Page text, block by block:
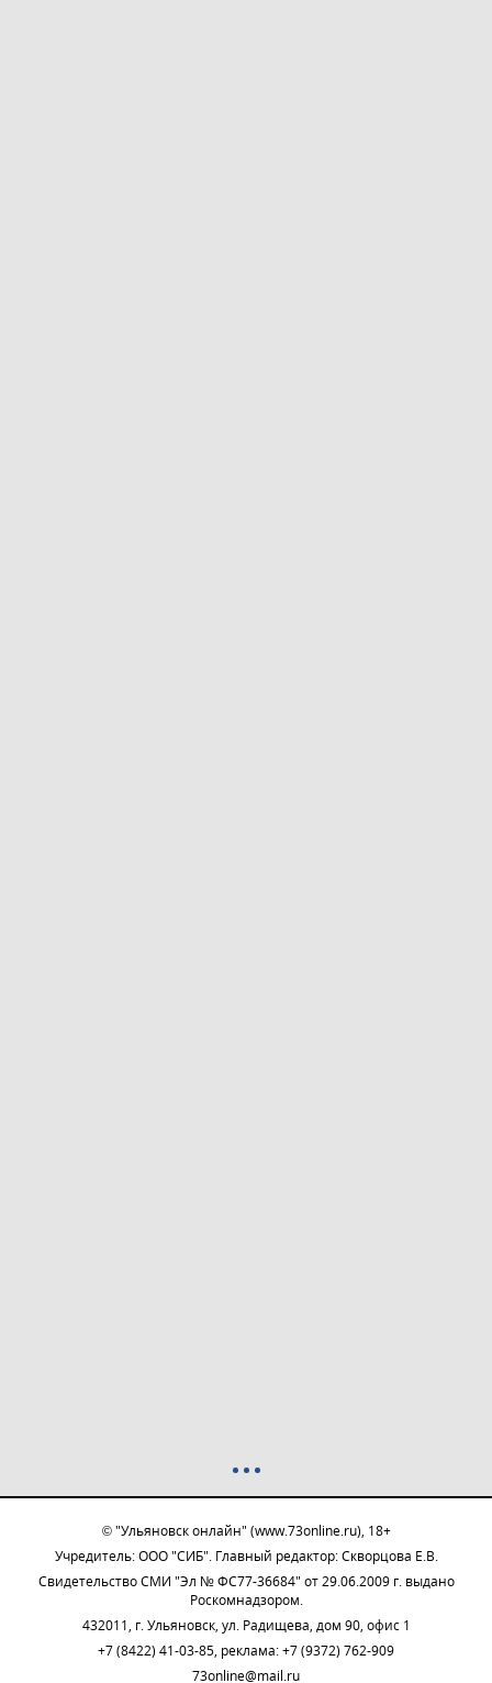
© "Ульяновск онлайн" (www.73online.ru), 18+
Учредитель: ООО "СИБ". Главный редактор: Скворцова Е.В.
Свидетельство СМИ "Эл № ФС77-36684" от 29.06.2009 г. выдано
Роскомнадзором.
432011, г. Ульяновск, ул. Радищева, дом 90, офис 1
+7 (8422) 41-03-85, реклама: +7 (9372) 762-909
73online@mail.ru